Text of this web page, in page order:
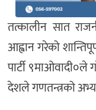
तत्कालीन सात
आह्वान गरेको
पार्टी
देशले गणतन्त्रको